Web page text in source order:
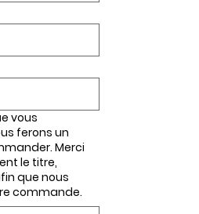
vous
ferons un
Merci
le titre,
que nous
commande.